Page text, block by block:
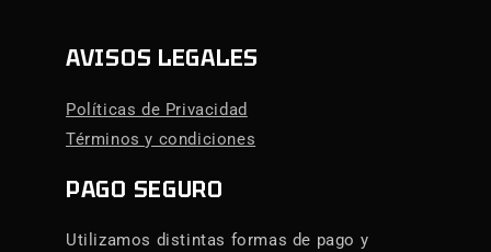
AVISOS LEGALES
Políticas de Privacidad
Términos y condiciones
PAGO SEGURO
Utilizamos distintas formas de pago y